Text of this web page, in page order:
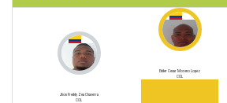
Jhon Freddy Zea Chaverra
COL
Edder Cesar Moreno Lopez
COL